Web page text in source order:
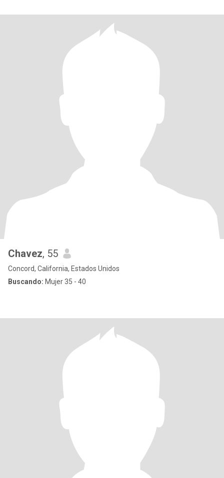
Chavez, 55
Concord, California, Estados Unidos
Buscando: Mujer 35 - 40